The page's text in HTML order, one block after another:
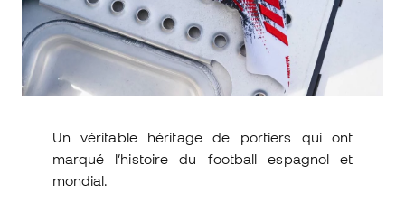
Un véritable héritage de portiers qui ont
marqué l’histoire du football espagnol et
mondial.